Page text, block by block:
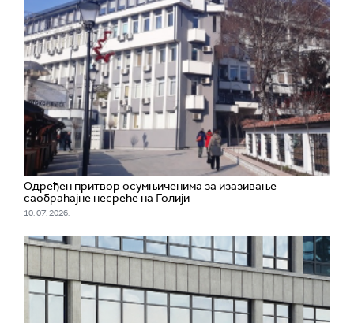
Одређен притвор осумњиченима за изазивање
саобраћајне несреће на Голији
10. 07. 2026.